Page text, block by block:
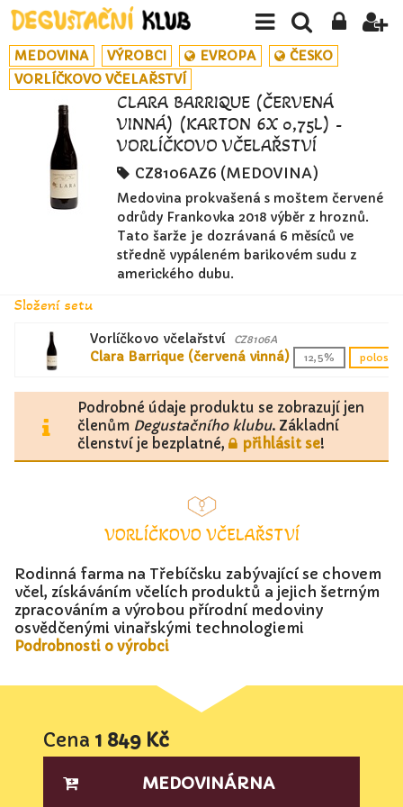
MEDOVINA VÝROBCI EVROPA
ČESKO
VORLÍČKOVO VČELAŘSTVÍ
CLARA BARRIQUE (ČERVENÁ
VINNÁ) (KARTON 6X 0,75L) -
VORLÍČKOVO VČELAŘSTVÍ
CZ8106AZ6 (MEDOVINA)
Medovina prokvašená s moštem červené
odrůdy Frankovka 2018 výběr z hroznů.
Tato šarže je dozrávaná 6 měsíců ve
středně vypáleném barikovém sudu z
amerického dubu.
Složení setu
Vorlíčkovo včelařství CZ8106A
Clara Barrique (červená vinná) 12,5%
Podrobné údaje produktu se zobrazují jen
členům Degustačního klubu. Základní
členství je bezplatné,
přihlásit se!
VORLÍČKOVO VČELAŘSTVÍ
Rodinná farma na Třebíčsku zabývající se chovem
včel, získáváním včelích produktů a jejich šetrným
zpracováním a výrobou přírodní medoviny
osvědčenými vinařskými technologiemi
Podrobnosti o výrobci
Cena 1 849 Kč
MEDOVINÁRNA